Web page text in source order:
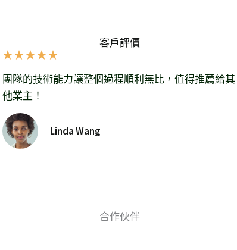
客戶評價
★★★★★
團隊的技術能力讓整個過程順利無比，值得推薦給其
他業主！
Linda Wang
合作伙伴